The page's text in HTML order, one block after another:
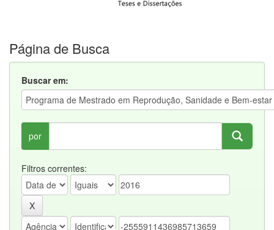
Página de Busca
Buscar em:
por
Filtros correntes: